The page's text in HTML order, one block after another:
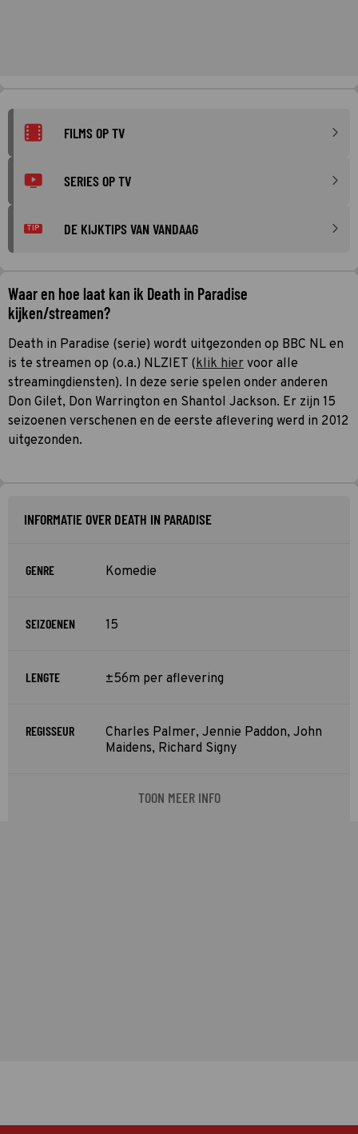
FILMS OP TV
SERIES OP TV
TIP DE KIJKTIPS VAN VANDAAG
Waar en hoe laat kan ik Death in Paradise
kijken/streamen?
Death in Paradise (serie) wordt uitgezonden op BBC NL en
is te streamen op (o.a.) NLZIET (klik hier voor alle
streamingdiensten). In deze serie spelen onder anderen
Don Gilet, Don Warrington en Shantol Jackson. Er zijn 15
seizoenen verschenen en de eerste aflevering werd in 2012
uitgezonden.
INFORMATIE OVER DEATH IN PARADISE
GENRE Komedie
SEIZOENEN 15
LENGTE ±56m per aflevering
REGISSEUR
Charles Palmer, Jennie Paddon, John
Maidens, Richard Signy
TOON MEER INFO